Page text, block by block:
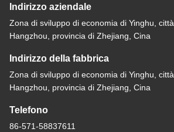
Indirizzo aziendale
Zona di sviluppo di economia di Yinghu,
Hangzhou, provincia di Zhejiang, Cina
Indirizzo della fabbrica
Zona di sviluppo di economia di Yinghu,
Hangzhou, provincia di Zhejiang, Cina
Telefono
86-571-58837611